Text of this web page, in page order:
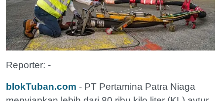
Reporter: -
blokTuban.com - PT Pertamina Patra Niaga